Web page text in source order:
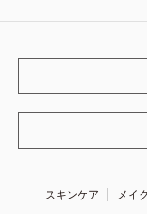
スキンケア メイク